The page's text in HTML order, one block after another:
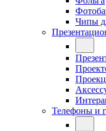
Чипы
Телефоны и